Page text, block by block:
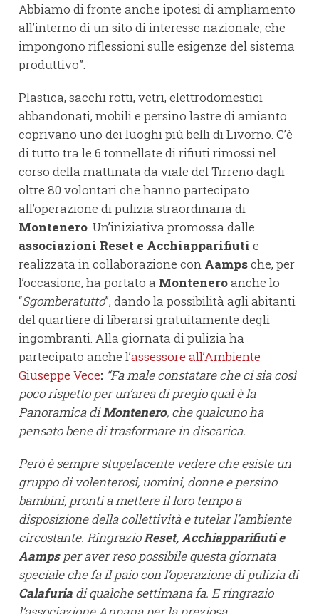
Abbiamo di fronte anche ipotesi di ampliamento
all’interno di un sito di interesse nazionale, che
impongono riflessioni sulle esigenze del sistema
produttivo”.
Plastica, sacchi rotti, vetri, elettrodomestici
abbandonati, mobili e persino lastre di amianto
coprivano uno dei luoghi più belli di Livorno. C’è
di tutto tra le 6 tonnellate di rifiuti rimossi nel
corso della mattinata da viale del Tirreno dagli
oltre 80 volontari che hanno partecipato
all’operazione di pulizia straordinaria di
Montenero. Un’iniziativa promossa dalle
associazioni Reset e Acchiapparifiuti e
realizzata in collaborazione con Aampsche, per
l’occasione, ha portato a Monteneroanche lo
“Sgomberatutto”, dando la possibilità agli abitanti
del quartiere di liberarsi gratuitamente degli
ingombranti. Alla giornata di pulizia ha
partecipato anche l’assessore all’Ambiente
Giuseppe Vece: “Fa male constatare che ci sia così
poco rispetto per un’area di pregio qual è la
Panoramica diMontenero, che qualcuno ha
pensato bene di trasformare in discarica.
Però è sempre stupefacente vedere che esiste un
gruppo di volenterosi, uomini, donne e persino
bambini, pronti a mettere il loro tempo a
disposizione della collettività e tutelar l’ambiente
circostante. RingrazioReset, Acchiapparifiuti e
Aampsper aver reso possibile questa giornata
speciale che fa il paio con l’operazione di pulizia di
Calafuria di qualche settimana fa. E ringrazio